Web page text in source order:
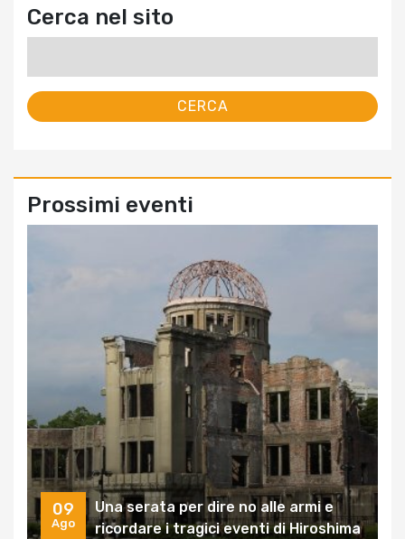
Cerca nel sito
Prossimi eventi
09
Ago
Una serata per dire no alle armi e
ricordare i tragici eventi di Hiroshima